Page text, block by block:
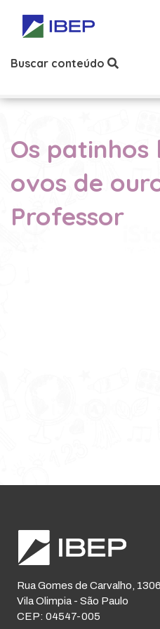
Buscar conteúdo
Os patinhos
ovos de
Professor
Rua Gomes de Carvalho,
Vila Olimpia - São Paulo
CEP: 04547-005